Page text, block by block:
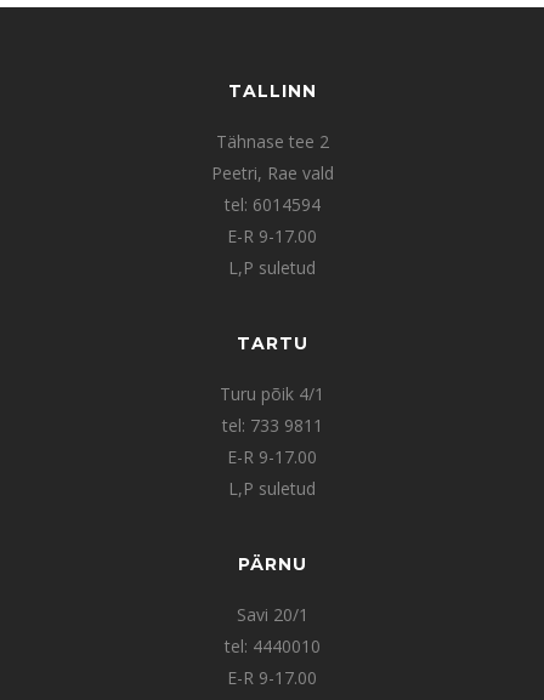
TALLINN
Tähnase tee 2
Peetri, Rae vald
tel: 6014594
E-R 9-17.00
L,P suletud
TARTU
Turu põik 4/1
tel: 733 9811
E-R 9-17.00
L,P suletud
PÄRNU
Savi 20/1
tel: 4440010
E-R 9-17.00